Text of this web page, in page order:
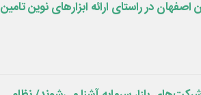
در راستای ارائه ابزارهای نوین تامین